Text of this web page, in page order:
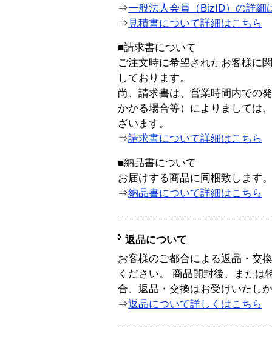
⇒一般法人会員（BizID）の詳細
⇒ 見積書について詳細はこちら
■請求書について
ご注文時に希望されたお客様に
しております。
尚、請求書は、営業時間内での
かかる場合等）によりましては
ざいます。
⇒請求書について詳細はこちら
■納品書について
お届けする商品に同梱致します。
⇒納品書について詳細はこちら
返品について
お客様のご都合による返品・交
ください。 商品開封後、または
合、返品・交換はお受けいたし
⇒返品について詳しくはこちら